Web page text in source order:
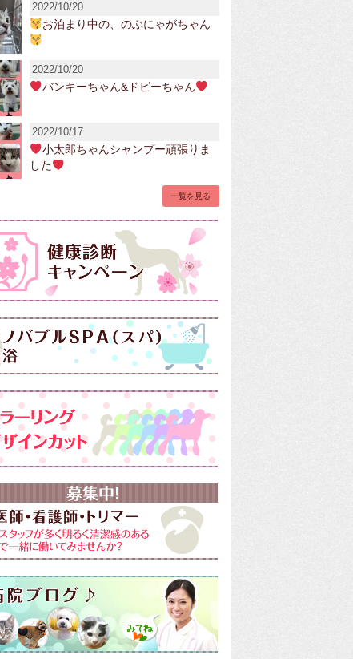
2022/10/20
お泊まり中の、のぶにゃがちゃん
2022/10/20
バンキーちゃん&ドビーちゃん
2022/10/17
小太郎ちゃんシャンプー頑張りま
した
一覧を見る